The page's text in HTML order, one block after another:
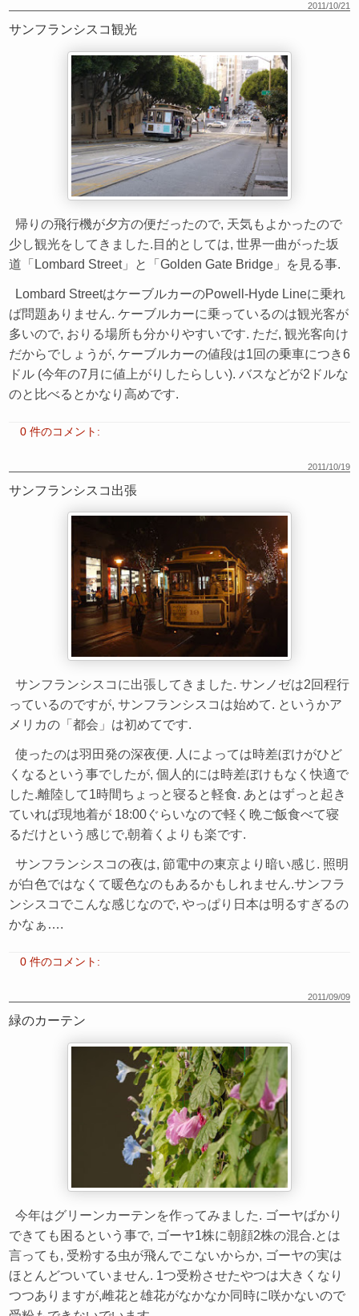
2011/10/21
サンフランシスコ観光
帰りの飛行機が夕方の便だったので, 天気もよかったので
少し観光をしてきました.目的としては, 世界一曲がった坂
道「Lombard Street」と「Golden Gate Bridge」を見る事.
Lombard StreetはケーブルカーのPowell-Hyde Lineに乗れ
ば問題ありません. ケーブルカーに乗っているのは観光客が
多いので, おりる場所も分かりやすいです. ただ, 観光客向け
だからでしょうが, ケーブルカーの値段は1回の乗車につき6
ドル (今年の7月に値上がりしたらしい). バスなどが2ドルな
のと比べるとかなり高めです.
0 件のコメント:
2011/10/19
サンフランシスコ出張
サンフランシスコに出張してきました. サンノゼは2回程行
っているのですが, サンフランシスコは始めて. というかア
メリカの「都会」は初めてです.
使ったのは羽田発の深夜便. 人によっては時差ぼけがひど
くなるという事でしたが, 個人的には時差ぼけもなく快適で
した.離陸して1時間ちょっと寝ると軽食. あとはずっと起き
ていれば現地着が 18:00ぐらいなので軽く晩ご飯食べて寝
るだけという感じで,朝着くよりも楽です.
サンフランシスコの夜は, 節電中の東京より暗い感じ. 照明
が白色ではなくて暖色なのもあるかもしれません.サンフラ
ンシスコでこんな感じなので, やっぱり日本は明るすぎるの
かなぁ….
0 件のコメント:
2011/09/09
緑のカーテン
今年はグリーンカーテンを作ってみました. ゴーヤばかり
できても困るという事で, ゴーヤ1株に朝顔2株の混合.とは
言っても, 受粉する虫が飛んでこないからか, ゴーヤの実は
ほとんどついていません. 1つ受粉させたやつは大きくなり
つつありますが,雌花と雄花がなかなか同時に咲かないので